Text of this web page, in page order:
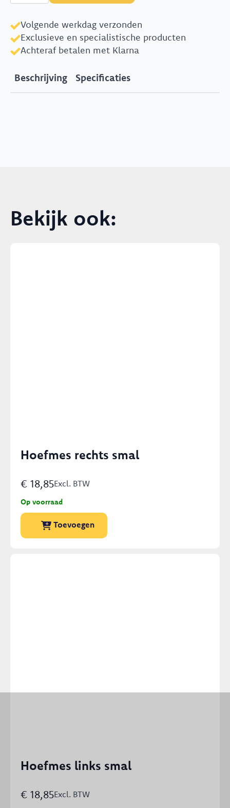
Volgende werkdag verzonden
Exclusieve en specialistische producten
Achteraf betalen met Klarna
Beschrijving Specificaties
Bekijk ook:
Hoefmes rechts smal
€ 18,85Excl. BTW
Op voorraad
Toevoegen
Hoefmes links smal
€ 18,85Excl. BTW